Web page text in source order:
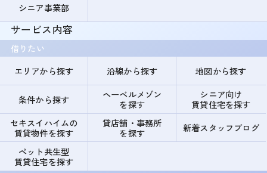
シニア事業部
サービス内容
借りたい
エリアから探す
沿線から探す 地図から探す
条件から探す
ヘーベルメゾン
を探す
シニア向け
賃貸住宅を探す
セキスイハイムの
賃貸物件を探す
貸店舗・事務所
を探す
新着スタッフブログ
ペット共生型
賃貸住宅を探す